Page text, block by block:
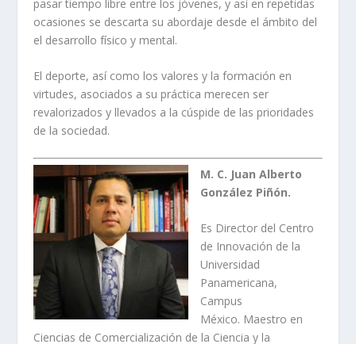
pasar tiempo libre entre los jóvenes, y así en repetidas
ocasiones se descarta su abordaje desde el ámbito del
el desarrollo físico y mental.
El deporte, así como los valores y la formación en
virtudes, asociados a su práctica merecen ser
revalorizados y llevados a la cúspide de las prioridades
de la sociedad.
M. C. Juan Alberto
González Piñón.
Es Director del Centro
de Innovación de la
Universidad
Panamericana,
Campus
México. Maestro en
Ciencias de Comercialización de la Ciencia y la